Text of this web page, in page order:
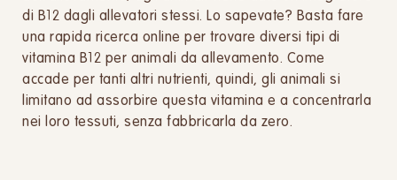
di B12 dagli allevatori stessi. Lo sapevate? Basta fare
una rapida ricerca online per trovare diversi tipi di
vitamina B12 per animali da allevamento. Come
accade per tanti altri nutrienti, quindi, gli animali si
limitano ad assorbire questa vitamina e a concentrarla
nei loro tessuti, senza fabbricarla da zero.